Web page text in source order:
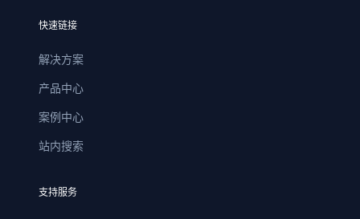
快速链接
解决方案
产品中心
案例中心
站内搜索
支持服务